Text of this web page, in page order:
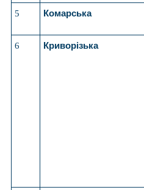
5
Комарська
6 Криворізька